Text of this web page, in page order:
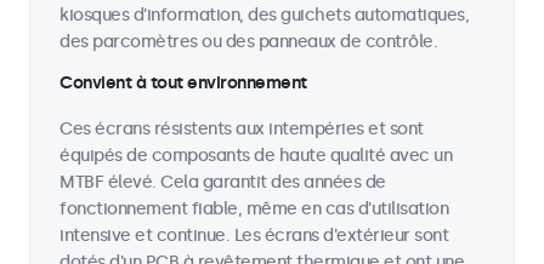
kiosques d'information, des guichets automatiques,
des parcomètres ou des panneaux de contrôle.
Convient à tout environnement
Ces écrans résistents aux intempéries et sont
équipés de composants de haute qualité avec un
MTBF élevé. Cela garantit des années de
fonctionnement fiable, même en cas d'utilisation
intensive et continue. Les écrans d'extérieur sont